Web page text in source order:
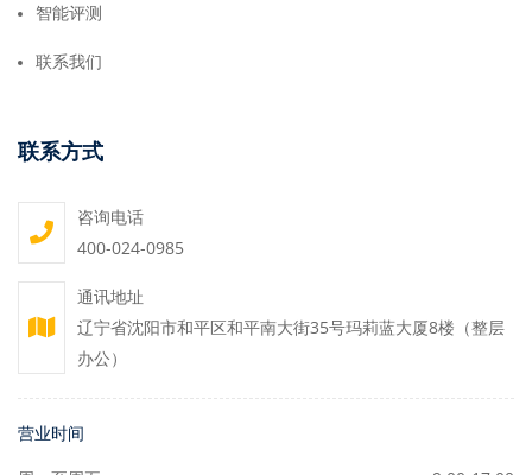
智能评测
联系我们
联系方式
咨询电话
400-024-0985
通讯地址
辽宁省沈阳市和平区和平南大街35号玛莉蓝大厦8楼（整层
办公）
营业时间